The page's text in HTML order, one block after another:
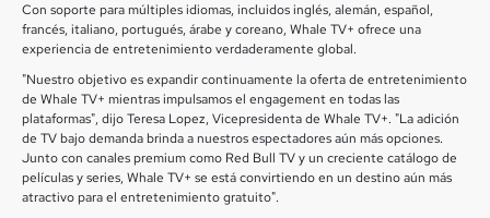
Con soporte para múltiples idiomas, incluidos inglés, alemán, español,
francés, italiano, portugués, árabe y coreano, Whale TV+ ofrece una
experiencia de entretenimiento verdaderamente global.
"Nuestro objetivo es expandir continuamente la oferta de entretenimiento
de Whale TV+ mientras impulsamos el engagement en todas las
plataformas", dijo Teresa Lopez, Vicepresidenta de Whale TV+. "La adición
de TV bajo demanda brinda a nuestros espectadores aún más opciones.
Junto con canales premium como Red Bull TV y un creciente catálogo de
películas y series, Whale TV+ se está convirtiendo en un destino aún más
atractivo para el entretenimiento gratuito".